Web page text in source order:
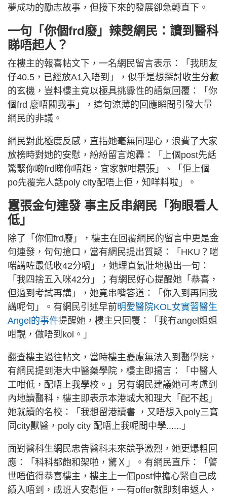
夢成功的勵志故事，但接下來的發展卻急轉直下。
一句「你個frd廢」辣㷫網民：讀到醫科
睇唔起人？
在樓主的報喜帖文下，一名網民留言表示：「我朋友
仔40.5，已經放A1入唔到」，似乎是想探討收生分數
的玄機，豈料樓主竟以極具挑釁性的語氣回覆：「你
個frd 廢唔關我事」，這句涼薄的回應瞬間引發大量
網民的非議。
網民對此極度反感，直指她毫無同理心，浪費了大家
放榜時對她的安慰，紛紛留言炮轟：「上個post先話
驚緊你啲frd睇你唔起，宜家就咁囂張」、「佢上個
po先覆完人話poly city配唔上佢，知咩料啦」。
囂張金句連發 事主反串網民「狗眼看人
低」
除了「你個frd廢」，樓主在回覆網民的留言中更是金
句連發，句句搶口，當有網民提出質疑：「HKU？啱
啱講咗最低收42分喎」，她理直氣壯地拋出一句：
「我四捨五入咪42分」；有網民好心提醒她「恭喜，
但過到考試再講」，她竟串嘴答道：「你入到再同我
講呢句」。有網民引述早前明愛醫院KOL女實習醫生
Angel的事件提醒她，樓主只回覆：「我冇angel姐姐
咁靚，做唔到kol。」
翻查樓主過往帖文，當時樓主憂慮無法入到醫學院，
有網民提到港大中醫藥學院，樓主即揚言：「中醫人
工咁低，配唔上我學校。」另有網民建議她可考慮到
內地讀醫科，樓主即表示本港城大和理大「配不起」
她就讀的名校：「我想留港讀書 ，又唔想入poly三寶
同city獸醫，poly city 配唔上我呢間中學......」
面對醫科生網民忠告醫科未來競爭激烈，她更爆粗回
應：「科科都飽和架啦，驚Ｘ」。有網民直斥：「警
世唔值得恭喜樓主，樓主上一個post仲擔心緊自己成
績入唔到，成班人安慰佢，一有offer就即刻串返人，